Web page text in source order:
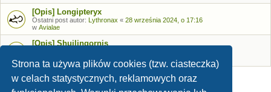
Strona ta używa plików cookies (tzw. ciasteczka)
w celach statystycznych, reklamowych oraz
[Opis] Longipteryx
Ostatni post autor: Lythronax « 28 września 2024, o 17:16
w Avialae
[Opis] Shuilingornis